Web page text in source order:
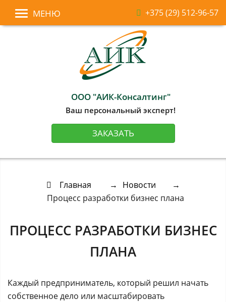
МЕНЮ +375 (29) 512-96-57
ООО "АИК-Консалтинг"
Ваш персональный эксперт!
ЗАКАЗАТЬ
Главная →
Новости →
Процесс разработки бизнес плана
ПРОЦЕСС РАЗРАБОТКИ БИЗНЕС
ПЛАНА
Каждый предприниматель, который решил начать
собственное дело или масштабировать